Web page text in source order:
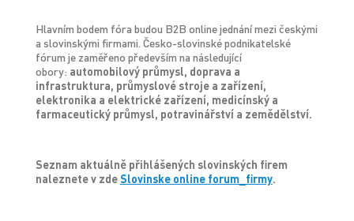
Hlavním bodem fóra budou B2B online jednání mezi českými
a slovinskými firmami. Česko-slovinské podnikatelské
fórum je zaměřeno především na následující
obory: automobilový průmysl, doprava a
infrastruktura, průmyslové stroje a zařízení,
elektronika a elektrické zařízení, medicínský a
farmaceutický průmysl, potravinářství a zemědělství.
Seznam aktuálně přihlášených slovinských firem
naleznete v zdeSlovinske online forum_firmy.